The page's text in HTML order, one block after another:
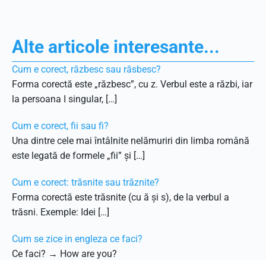
Alte articole interesante...
Cum e corect, răzbesc sau răsbesc?
Forma corectă este „răzbesc”, cu z. Verbul este a răzbi, iar
la persoana I singular, […]
Cum e corect, fii sau fi?
Una dintre cele mai întâlnite nelămuriri din limba română
este legată de formele „fii” și […]
Cum e corect: trăsnite sau trăznite?
Forma corectă este trăsnite (cu ă și s), de la verbul a
trăsni. Exemple: Idei […]
Cum se zice in engleza ce faci?
Ce faci? → How are you?